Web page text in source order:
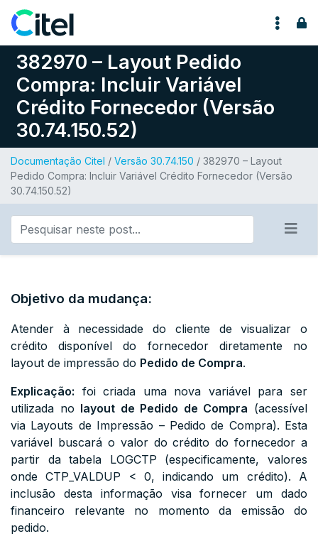
Pular para o conteúdo
382970 – Layout Pedido
Compra: Incluir Variável
Crédito Fornecedor (Versão
30.74.150.52)
Documentação Citel / Versão 30.74.150 / 382970 – Layout
Pedido Compra: Incluir Variável Crédito Fornecedor (Versão
30.74.150.52)
Objetivo da mudança:
Atender à necessidade do cliente de visualizar o
crédito disponível do fornecedor diretamente no
layout de impressão do Pedido de Compra.
Explicação: foi criada uma nova variável para ser
utilizada no layout de Pedido de Compra (acessível
via Layouts de Impressão – Pedido de Compra). Esta
variável buscará o valor do crédito do fornecedor a
partir da tabela LOGCTP (especificamente, valores
ondeCTP_VALDUP < 0, indicando um crédito). A
inclusão desta informação visa fornecer um dado
financeiro relevante no momento da emissão do
pedido.